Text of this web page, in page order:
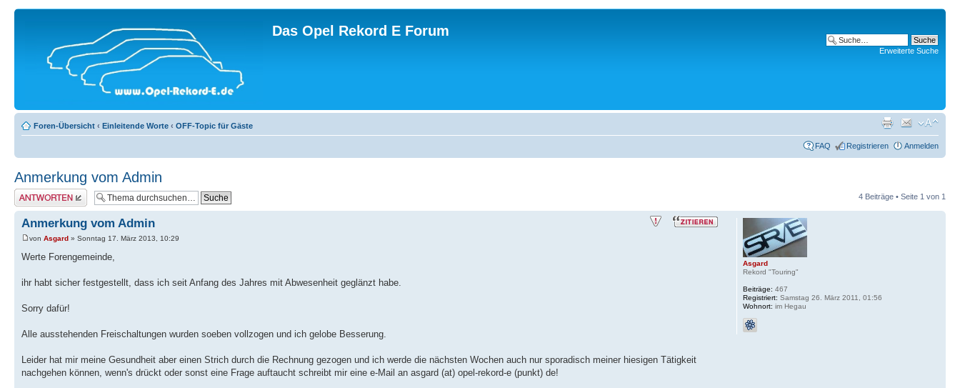
Das Opel Rekord E Forum
Erweiterte Suche
Foren-Übersicht ‹ Einleitende Worte ‹ OFF-Topic für Gäste
FAQ Registrieren Anmelden
Anmerkung vom Admin
Antwort erstellen 4 Beiträge • Seite 1 von 1
Anmerkung vom Admin
von Asgard » Sonntag 17. März 2013, 10:29
Werte Forengemeinde,
ihr habt sicher festgestellt, dass ich seit Anfang des Jahres mit Abwesenheit geglänzt habe.
Sorry dafür!
Alle ausstehenden Freischaltungen wurden soeben vollzogen und ich gelobe Besserung.
Leider hat mir meine Gesundheit aber einen Strich durch die Rechnung gezogen und ich werde die nächsten Wochen auch nur sporadisch meiner hiesigen Tätigkeit
nachgehen können, wenn's drückt oder sonst eine Frage auftaucht schreibt mir eine e-Mail an asgard (at) opel-rekord-e (punkt) de!
Asgard
Rekord "Touring"
Beiträge: 467
Registriert: Samstag 26. März 2011, 01:56
Wohnort: im Hegau